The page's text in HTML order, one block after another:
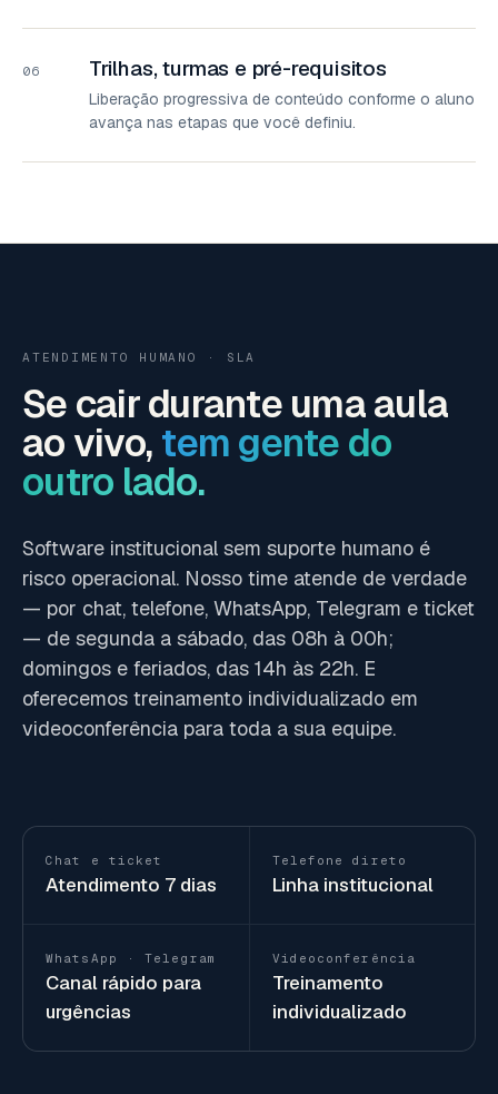
06 Trilhas, turmas e pré-requisitos
Liberação progressiva de conteúdo conforme o aluno
avança nas etapas que você definiu.
ATENDIMENTO HUMANO · SLA
Se cair durante uma aula
ao vivo, tem gente do
outro lado.
Software institucional sem suporte humano é
risco operacional. Nosso time atende de verdade
— por chat, telefone, WhatsApp, Telegram e ticket
— de segunda a sábado, das 08h à 00h;
domingos e feriados, das 14h às 22h. E
oferecemos treinamento individualizado em
videoconferência para toda a sua equipe.
Chat e ticket
Atendimento 7 dias
Telefone direto
Linha institucional
WhatsApp · Telegram
Canal rápido para
urgências
Videoconferência
Treinamento
individualizado